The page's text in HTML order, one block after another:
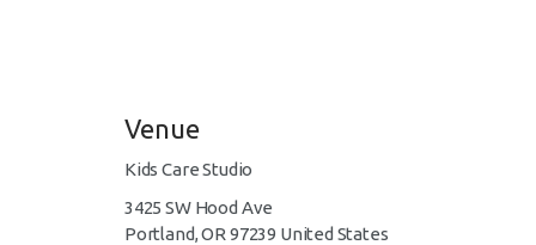
Venue
Kids Care Studio
3425 SW Hood Ave
Portland,OR 97239 United States